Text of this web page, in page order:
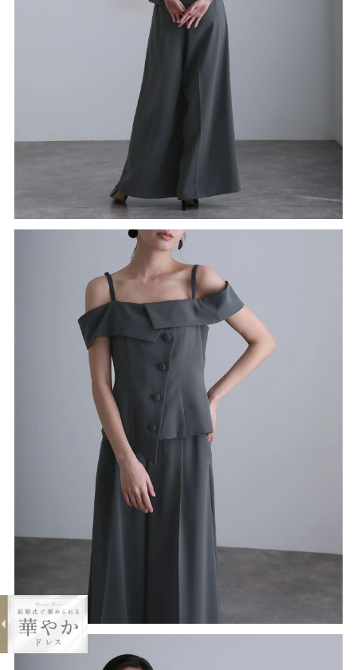
expand_less
オフショルダートップス＆ワイドパン
ツセット
¥21,000